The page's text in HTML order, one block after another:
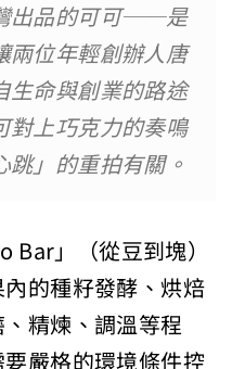
出品的可可──是
位年輕創辦人唐
命與創業的路途
上巧克力的奏鳴
」的重拍有關。
」（從豆到塊）
的種籽發酵、烘焙
精煉、調溫等程